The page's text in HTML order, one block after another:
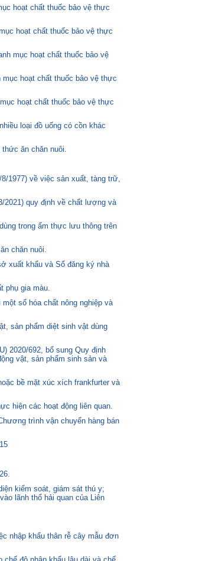
hoạt chất thuốc bảo vệ thực
hoạt chất thuốc bảo vệ thực
mục hoạt chất thuốc bảo vệ
hoạt chất thuốc bảo vệ thực
hoạt chất thuốc bảo vệ thực
loại đồ uống có cồn khác
ăn chăn nuôi.
1977) về việc sản xuất, tàng trữ,
2021) quy định về chất lượng và
trong ẩm thực lưu thông trên
chăn nuôi.
xuất khẩu và Sổ đăng ký nhà
phụ gia màu.
số hóa chất nông nghiệp và
sản phẩm diệt sinh vật dùng
2020/692, bổ sung Quy định
vật, sản phẩm sinh sản và
bề mặt xúc xích frankfurter và
hiện các hoạt động liên quan.
trình vận chuyển hàng bán
kiểm soát, giám sát thú y;
lãnh thổ hải quan của Liên
nhập khẩu thân rễ cây mẫu đơn